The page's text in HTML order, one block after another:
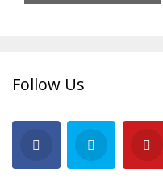
Follow Us